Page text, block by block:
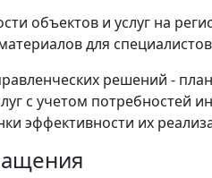
объектов и услуг на
для
решений -
с учетом потребностей
эффективности их